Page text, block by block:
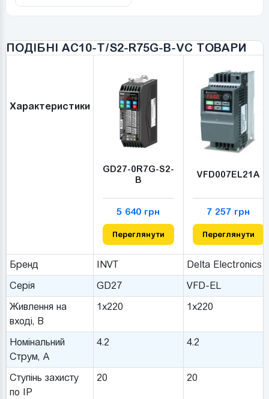
ПОДІБНІ AC10-T/S2-R75G-B-VC ТОВАРИ
Характеристики
GD27-0R7G-S2-
B
5 640 грн
Переглянути
VFD007EL21A
7 257 грн
Переглянути
Бренд INVT
Delta Electronics
Серія
GD27
VFD-EL
Живлення на
вході, В
1x220 1x220
Номінальний
Струм, A
4.2 4.2
Ступінь захисту
по IP
20 20